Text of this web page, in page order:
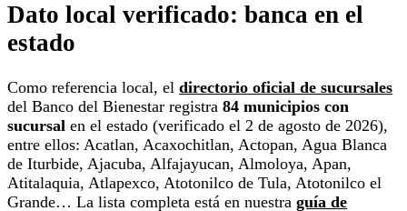
Dato local verificado: banca en el
estado
Como referencia local, el directorio oficial de sucursales
del Banco del Bienestar registra 84 municipios con
sucursal en el estado (verificado el 2 de agosto de 2026),
entre ellos: Acatlan, Acaxochitlan, Actopan, Agua Blanca
de Iturbide, Ajacuba, Alfajayucan, Almoloya, Apan,
Atitalaquia, Atlapexco, Atotonilco de Tula, Atotonilco el
Grande… La lista completa está en nuestra guía de